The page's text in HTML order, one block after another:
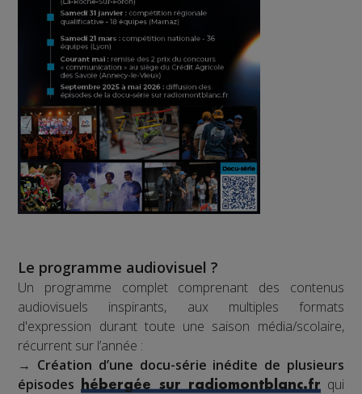
Le programme audiovisuel ?
Un programme complet comprenant des contenus
audiovisuels inspirants, aux multiples formats
d'expression durant toute une saison média/scolaire,
récurrent sur l’année :
→ Création d’une docu-série inédite de plusieurs
épisodes
hébergée sur radiomontblanc.frqui